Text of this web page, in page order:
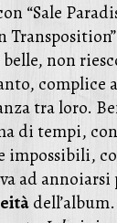
“Sale
non
complice
tra loro.
di tempi,
ad annoiarsi